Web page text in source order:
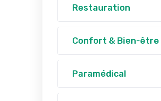
Restauration
Confort & Bien-être
Paramédical